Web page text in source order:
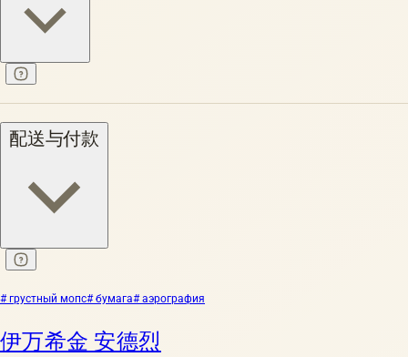
配送与付款
# грустный мопс# бумага# аэрография
伊万希金 安德烈